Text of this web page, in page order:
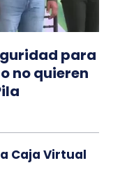
para
no quieren
Caja Virtual